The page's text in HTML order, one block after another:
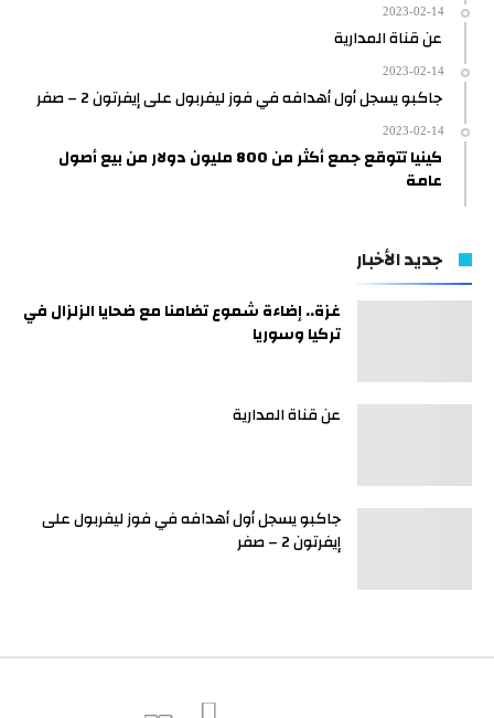
2023-02-14
عن قناة المدارية
2023-02-14
جاكبو يسجل أول أهدافه في فوز ليفربول على إيفرتون 2 – صفر
2023-02-14
كينيا تتوقع جمع أكثر من 800 مليون دولار من بيع أصول
عامة
جديد الأخبار
غزة.. إضاءة شموع تضامنا مع ضحايا الزلزال في
تركيا وسوريا
عن قناة المدارية
جاكبو يسجل أول أهدافه في فوز ليفربول على
إيفرتون 2 – صفر